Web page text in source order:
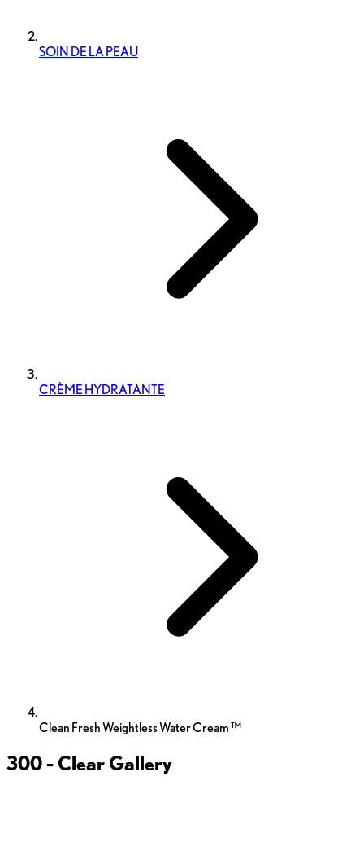
SOIN DE LA PEAU
CRÈME HYDRATANTE
Clean Fresh Weightless Water Cream ™
300 - Clear Gallery